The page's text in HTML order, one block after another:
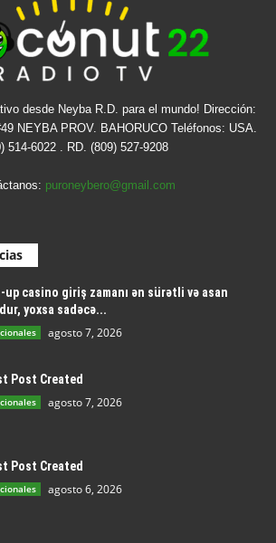
desde Neyba R.D. para el mundo! Dirección:
NEYBA PROV. BAHORUCO Teléfonos: USA.
514-6022 . RD. (809) 527-9208
puroneybero@gmail.com
up casino giriş zamanı ən sürətli və asan
yoxsa sadəcə...
agosto 7, 2026
Post Created
agosto 7, 2026
Post Created
agosto 6, 2026